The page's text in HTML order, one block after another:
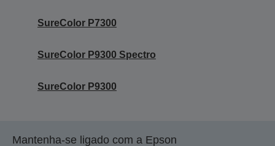
SureColor P7300
SureColor P9300 Spectro
SureColor P9300
Mantenha-se ligado com a Epson